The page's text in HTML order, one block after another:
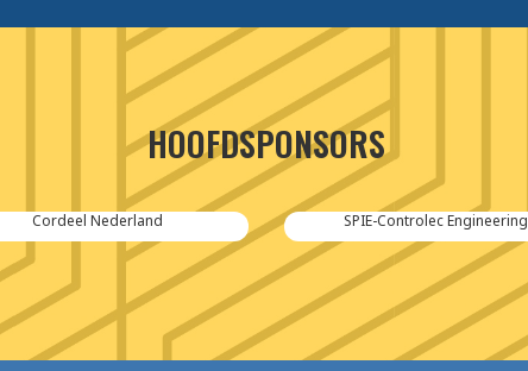
HOOFDSPONSORS
Cordeel Nederland SPIE-Controlec Engineering